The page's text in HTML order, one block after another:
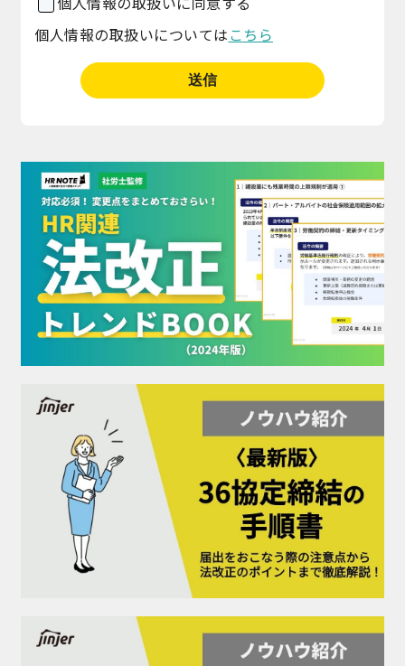
個人情報の取扱いについては こちら